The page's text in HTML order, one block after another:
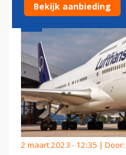
2 maart 2023 - 12:35 | Door:
Bekijk aanbieding